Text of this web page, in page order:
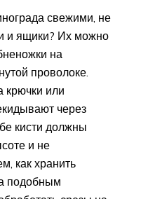
свежими, не
и ящики? Их можно
на
проволоке.
крючки или
через
кисти должны
и не
как хранить
подобным